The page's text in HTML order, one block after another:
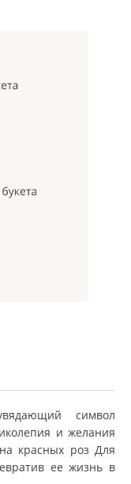
символ
и желания
красных роз Для
ее жизнь в